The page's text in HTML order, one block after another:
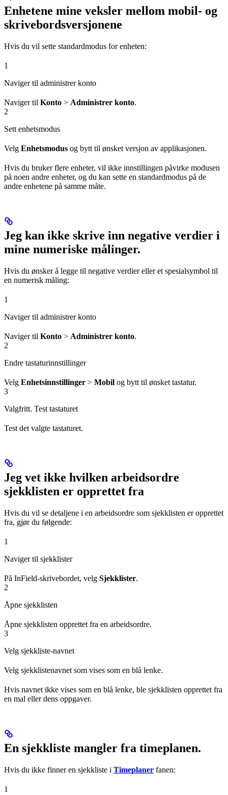
Enhetene mine veksler mellom mobil- og
skrivebordsversjonene
Hvis du vil sette standardmodus for enheten:
1
Naviger til administrer konto
Naviger til Konto > Administrer konto.
2
Sett enhetsmodus
Velg Enhetsmodus og bytt til ønsket versjon av applikasjonen.
Hvis du bruker flere enheter, vil ikke innstillingen påvirke modusen
på noen andre enheter, og du kan sette en standardmodus på de
andre enhetene på samme måte.
Jeg kan ikke skrive inn negative verdier i
mine numeriske målinger.
Hvis du ønsker å legge til negative verdier eller et spesialsymbol til
en numerisk måling:
1
Naviger til administrer konto
Naviger til Konto > Administrer konto.
2
Endre tastaturinnstillinger
Velg Enhetsinnstillinger > Mobil og bytt til ønsket tastatur.
3
Valgfritt. Test tastaturet
Test det valgte tastaturet.
Jeg vet ikke hvilken arbeidsordre
sjekklisten er opprettet fra
Hvis du vil se detaljene i en arbeidsordre som sjekklisten er opprettet
fra, gjør du følgende:
1
Naviger til sjekklister
På InField-skrivebordet, velg Sjekklister.
2
Åpne sjekklisten
Åpne sjekklisten opprettet fra en arbeidsordre.
3
Velg sjekkliste-navnet
Velg sjekklistenavnet som vises som en blå lenke.
Hvis navnet ikke vises som en blå lenke, ble sjekklisten opprettet fra
en mal eller dens oppgaver.
En sjekkliste mangler fra timeplanen.
Hvis du ikke finner en sjekkliste i Timeplaner fanen:
1